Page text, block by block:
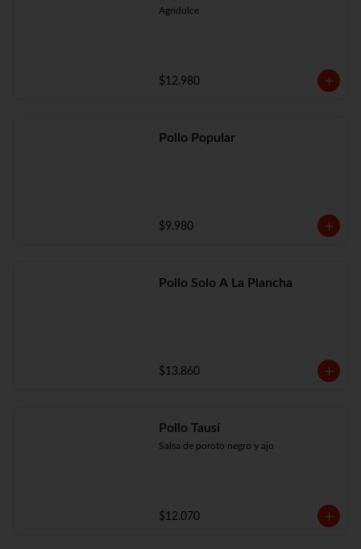
Agridulce
$12.980
Pollo Popular
$9.980
Pollo Solo A La Plancha
$13.860
Pollo Tausí
Salsa de poroto negro y ajo
$12.070